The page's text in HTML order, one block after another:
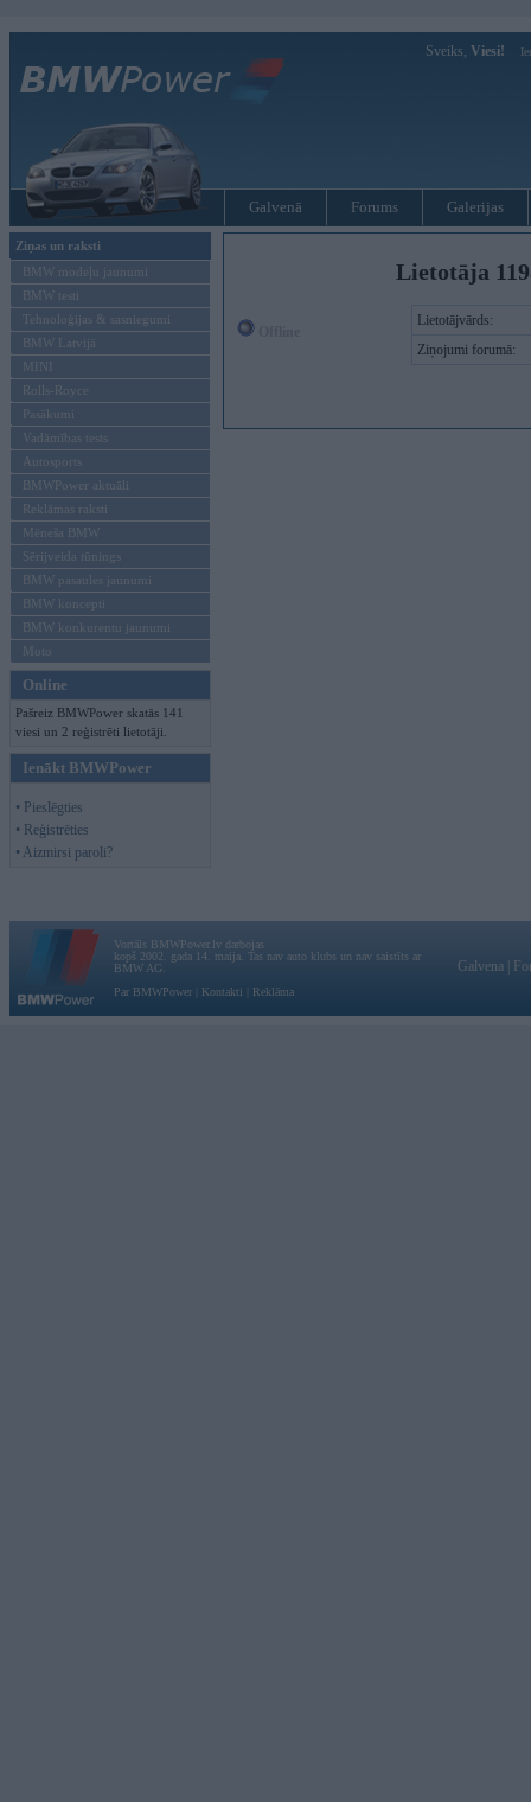
Sveiks, Viesi!
Galvenā Forums Galerijas
Ziņas un raksti
BMW modeļu jaunumi
BMW testi
Tehnoloģijas & sasniegumi
BMW Latvijā
MINI
Rolls-Royce
Pasākumi
Vadāmības tests
Autosports
BMWPower aktuāli
Reklāmas raksti
Mēneša BMW
Sērijveida tūnings
BMW pasaules jaunumi
BMW koncepti
BMW konkurentu jaunumi
Moto
Online
Pašreiz BMWPower skatās 141
viesi un 2 reģistrēti lietotāji.
Ienākt BMWPower
• Pieslēgties
• Reģistrēties
• Aizmirsi paroli?
Lietotāja
Lietotājvārds:
Ziņojumi forumā:
Vortāls BMWPower.lv darbojas
kopš 2002. gada 14. maija. Tas nav auto klubs un nav saistīts ar
BMW AG.
Par BMWPower
Kontakti Reklāma
Galvena